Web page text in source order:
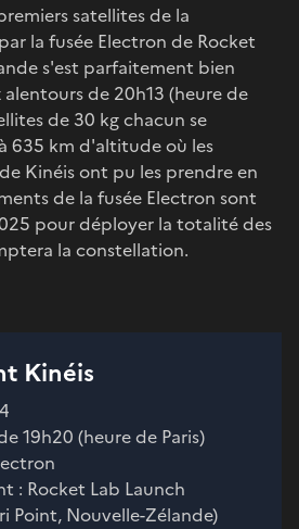
satellites de la
la fusée Electron de Rocket
s'est parfaitement bien
de 20h13 (heure de
de 30 kg chacun se
635 km d'altitude où les
Kinéis ont pu les prendre en
de la fusée Electron sont
pour déployer la totalité des
la constellation.
Kinéis
19h20 (heure de Paris)
: Rocket Lab Launch
Point, Nouvelle-Zélande)